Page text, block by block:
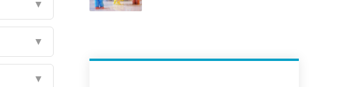
▼
▼
▼